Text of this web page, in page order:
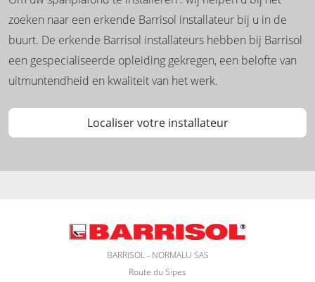
zoeken naar een erkende Barrisol installateur bij u in de
buurt. De erkende Barrisol installateurs hebben bij Barrisol
een gespecialiseerde opleiding gekregen, een belofte van
uitmuntendheid en kwaliteit van het werk.
Localiser votre installateur
BARRISOL - NORMALU SAS
Route du Sipes